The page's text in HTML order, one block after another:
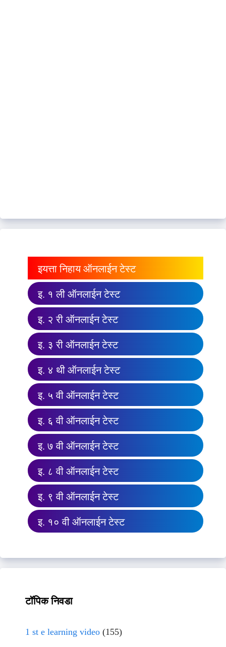
इयत्ता निहाय ऑनलाईन टेस्ट
इ. १ ली ऑनलाईन टेस्ट
इ. २ री ऑनलाईन टेस्ट
इ. ३ री ऑनलाईन टेस्ट
इ. ४ थी ऑनलाईन टेस्ट
इ. ५ वी ऑनलाईन टेस्ट
इ. ६ वी ऑनलाईन टेस्ट
इ. ७ वी ऑनलाईन टेस्ट
इ. ८ वी ऑनलाईन टेस्ट
इ. ९ वी ऑनलाईन टेस्ट
इ. १० वी ऑनलाईन टेस्ट
टॉपिक निवडा
1 st e learning video (155)